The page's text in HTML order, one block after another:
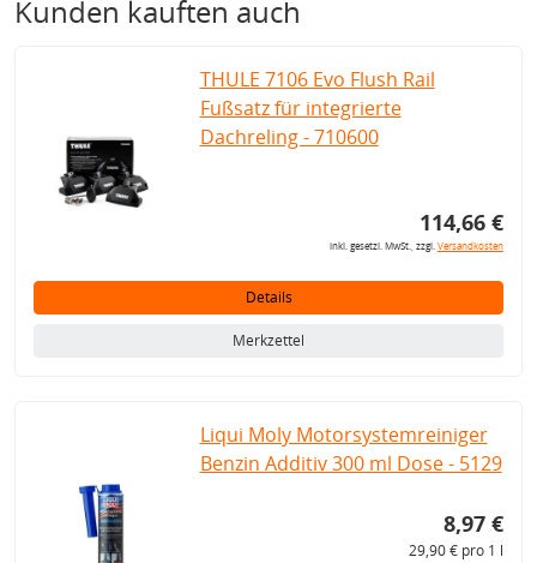
Kunden kauften auch
THULE 7106 Evo Flush Rail
Fußsatz für integrierte
Dachreling - 710600
114,66 €
inkl. gesetzl. MwSt., zzgl.Versandkosten
Details
Merkzettel
Liqui Moly Motorsystemreiniger
Benzin Additiv 300 ml Dose - 5129
8,97 €
29,90 € pro 1 l